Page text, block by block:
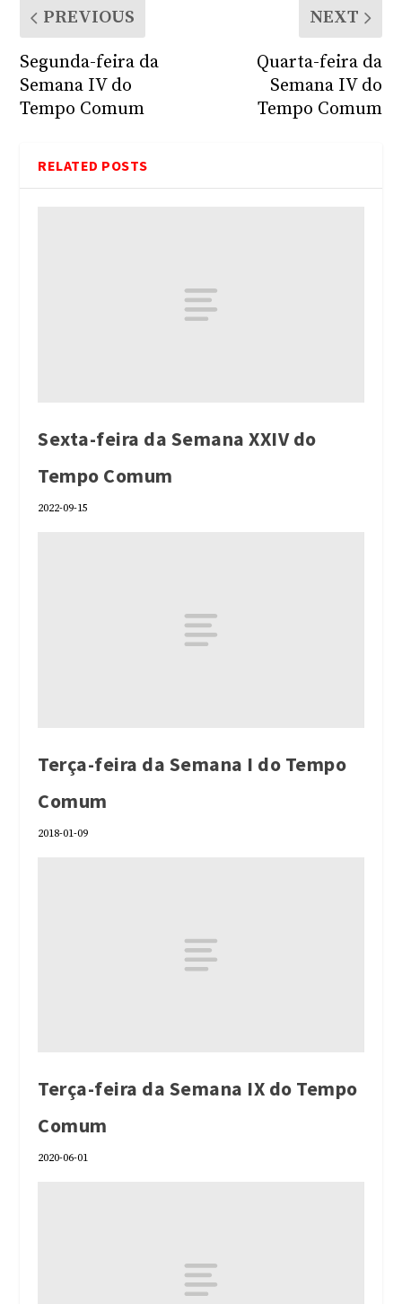
PREVIOUS
Segunda-feira da
Semana IV do
Tempo Comum
NEXT
Quarta-feira da
Semana IV do
Tempo Comum
RELATED POSTS
Sexta-feira da Semana XXIV do
Tempo Comum
2022-09-15
Terça-feira da Semana I do Tempo
Comum
2018-01-09
Terça-feira da Semana IX do Tempo
Comum
2020-06-01